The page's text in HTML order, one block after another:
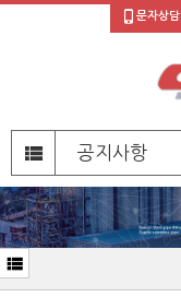
문자상담
주
영
역
공지사항
부
메